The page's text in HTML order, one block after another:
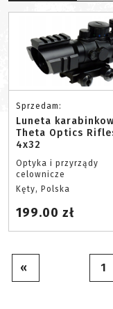
Sprzedam:
Luneta
Theta Optics
4x32
Optyka i przyrządy
celownicze
Kęty, Polska
199.00 zł
« 1